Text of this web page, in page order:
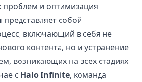
и оптимизация
представляет собой
включающий в себя не
контента, но и устранение
возникающих на всех стадиях
с Halo Infinite, команда